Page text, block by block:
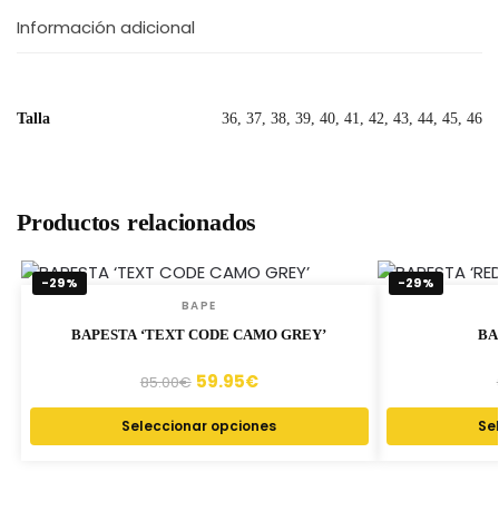
Información adicional
Talla 36, 37, 38, 39, 40, 41, 42, 43, 44, 45, 46
Productos relacionados
-29%
BAPE
BAPESTA ‘TEXT CODE CAMO GREY’
85.00€ 59.95€
Seleccionar opciones
-29%